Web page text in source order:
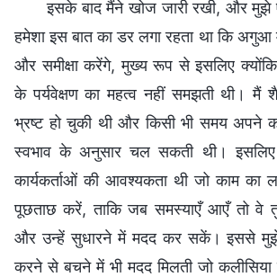
इसके बाद मैंने खोज जारी रखी, और
हमेशा इस बात का डर लगा रहता था कि अगुआ
और समीक्षा करेंगे, मुख्य रूप से इसलिए
के पर्यवेक्षण का महत्व नहीं समझती थी। मैं
भ्रष्ट हो चुकी थी और किसी भी समय अपने
स्वभाव के अनुसार चल सकती थी।
कार्यकर्ताओं की आवश्यकता थी जो काम का
पूछताछ करें, ताकि जब समस्याएँ आएँ तो वे
और उन्हें सुधारने में मदद कर सकें। इससे मुझे
करने से बचने में भी मदद मिलती जो